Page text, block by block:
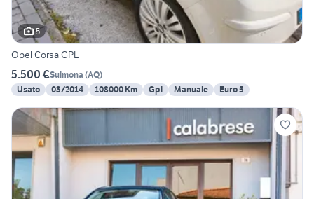
5
Opel Corsa GPL
5.500 €Sulmona (AQ)
Usato
03/2014 108000 Km Gpl Manuale Euro 5